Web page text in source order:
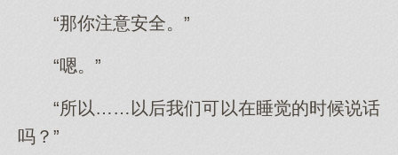
“那你注意安全。”
“嗯。”
“所以……以后我们可以在睡觉的时候说话
吗？”